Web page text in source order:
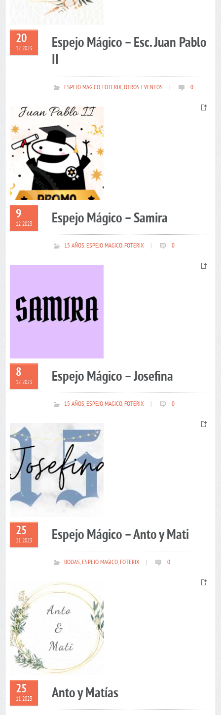
20
12 2023
Espejo Mágico – Esc. Juan Pablo
II
ESPEJO MAGICO,FOTERIX,OTROS EVENTOS 0
9
12 2023 Espejo Mágico – Samira
15 AÑOS,ESPEJO MAGICO,FOTERIX 0
8
12 2023 Espejo Mágico – Josefina
15 AÑOS,ESPEJO MAGICO,FOTERIX 0
25
11 2023 Espejo Mágico – Anto y Mati
BODAS,ESPEJO MAGICO,FOTERIX 0
25
11 2023 Anto y Matías